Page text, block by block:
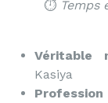
⏱️ Temps
Véritable
Kasiya